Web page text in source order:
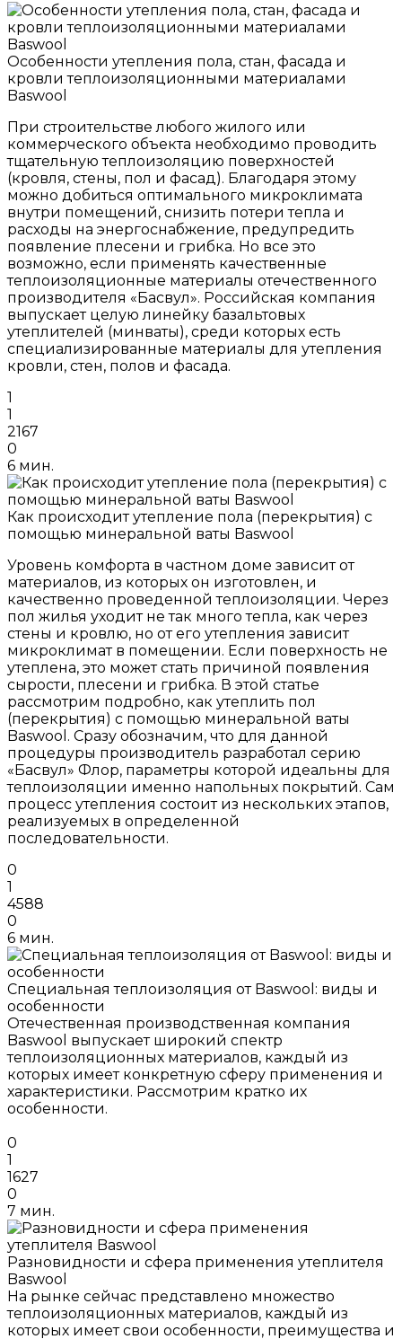
Особенности утепления пола, стан, фасада и
кровли теплоизоляционными материалами
Baswool
При строительстве любого жилого или
коммерческого объекта необходимо проводить
тщательную теплоизоляцию поверхностей
(кровля, стены, пол и фасад). Благодаря этому
можно добиться оптимального микроклимата
внутри помещений, снизить потери тепла и
расходы на энергоснабжение, предупредить
появление плесени и грибка. Но все это
возможно, если применять качественные
теплоизоляционные материалы отечественного
производителя «Басвул». Российская компания
выпускает целую линейку базальтовых
утеплителей (минваты), среди которых есть
специализированные материалы для утепления
кровли, стен, полов и фасада.
1
1
2167
0
6 мин.
Как происходит утепление пола (перекрытия) с
помощью минеральной ваты Baswool
Уровень комфорта в частном доме зависит от
материалов, из которых он изготовлен, и
качественно проведенной теплоизоляции. Через
пол жилья уходит не так много тепла, как через
стены и кровлю, но от его утепления зависит
микроклимат в помещении. Если поверхность не
утеплена, это может стать причиной появления
сырости, плесени и грибка. В этой статье
рассмотрим подробно, как утеплить пол
(перекрытия) с помощью минеральной ваты
Baswool. Сразу обозначим, что для данной
процедуры производитель разработал серию
«Басвул» Флор, параметры которой идеальны для
теплоизоляции именно напольных покрытий. Сам
процесс утепления состоит из нескольких этапов,
реализуемых в определенной
последовательности.
0
1
4588
0
6 мин.
Специальная теплоизоляция от Baswool: виды и
особенности
Отечественная производственная компания
Baswool выпускает широкий спектр
теплоизоляционных материалов, каждый из
которых имеет конкретную сферу применения и
характеристики. Рассмотрим кратко их
особенности.
0
1
1627
0
7 мин.
Разновидности и сфера применения утеплителя
Baswool
На рынке сейчас представлено множество
теплоизоляционных материалов, каждый из
которых имеет свои особенности, преимущества и